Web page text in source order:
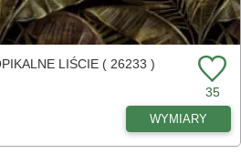
LIŚCIE ( 26233 )
35
WYMIARY